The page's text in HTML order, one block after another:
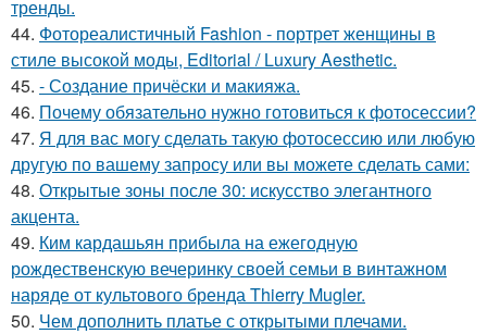
тренды.
44. Фотореалистичный Fashion - портрет женщины в
стиле высокой моды, Editorial / Luxury Aesthetic.
45. - Создание причёски и макияжа.
46. Почему обязательно нужно готовиться к фотосессии?
47. Я для вас могу сделать такую фотосессию или любую
другую по вашему запросу или вы можете сделать сами:
48. Открытые зоны после 30: искусство элегантного
акцента.
49. Ким кардашьян прибыла на ежегодную
рождественскую вечеринку своей семьи в винтажном
наряде от культового бренда Thierry Mugler.
50. Чем дополнить платье с открытыми плечами.